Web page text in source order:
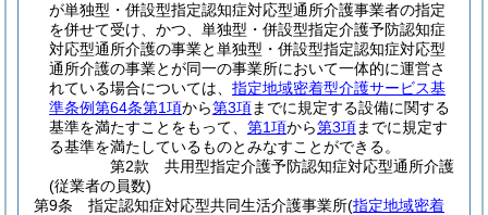
が単独型・併設型指定認知症対応型通所介護事業者の指定
を併せて受け、かつ、単独型・併設型指定介護予防認知症
対応型通所介護の事業と単独型・併設型指定認知症対応型
通所介護の事業とが同一の事業所において一体的に運営さ
れている場合については、 指定地域密着型介護サービス基
準条例第64条第1項から第3項までに規定する設備に関する
基準を満たすことをもって、 第1項から第3項までに規定す
る基準を満たしているものとみなすことができる。
第2款
共用型指定介護予防認知症対応型通所介護
(従業者の員数)
第9条
指定認知症対応型共同生活介護事業所(指定地域密着